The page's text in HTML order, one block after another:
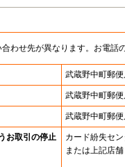
わせ先が異なります。お電話
武蔵野中町郵
武蔵野中町郵
武蔵野中町郵
お取引の停止
カード紛失セ
または上記店舗